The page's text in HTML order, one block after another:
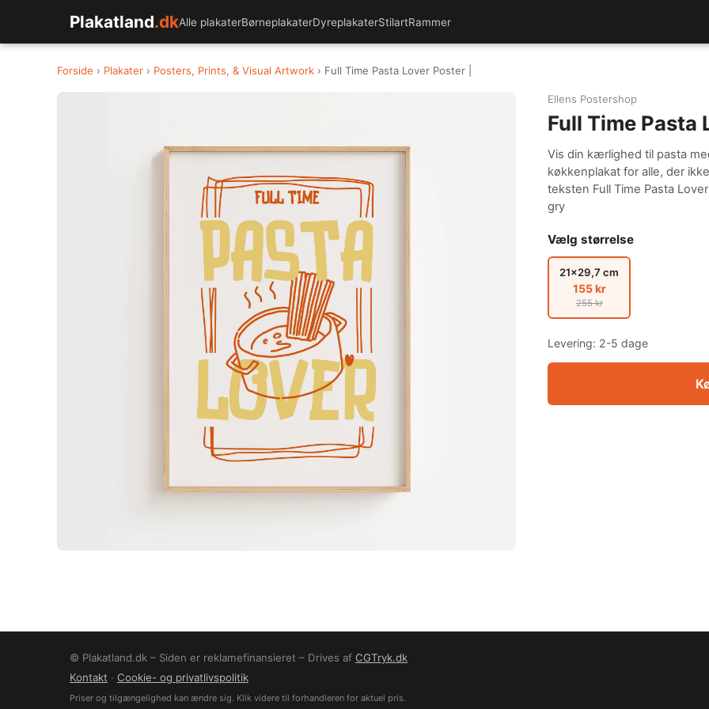
Plakatland.dkAlle plakaterBørneplakaterDyreplakaterStilartRammer
Forside › Plakater › Posters, Prints, & Visual Artwork › Full Time Pasta Lover Poster |
Ellens Postershop
Full Time Pasta
Vis din kærlighed til pasta
køkkenplakat for alle, der
teksten Full Time Pasta
gry
Vælg størrelse
21x29,7 cm
155 kr
255 kr
Levering: 2-5 dage
© Plakatland.dk – Siden er reklamefinansieret – Drives af CGTryk.dk
Kontakt · Cookie- og privatlivspolitik
Priser og tilgængelighed kan ændre sig. Klik videre til forhandleren for aktuel pris.